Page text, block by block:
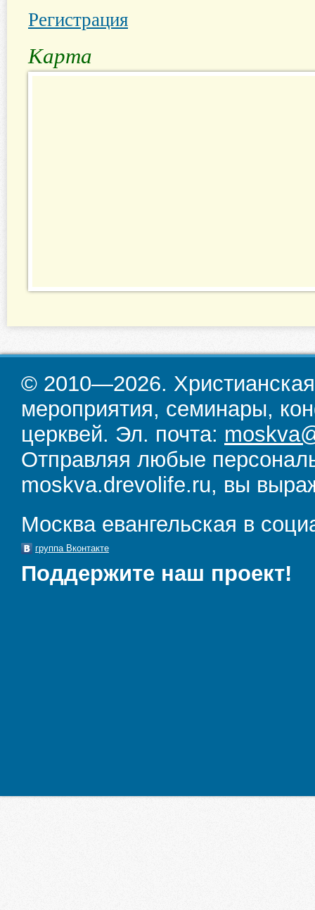
Регистрация
Карта
© 2010—2026.
мероприятия, семинары,
церквей. Эл. почта:
Отправляя любые
moskva.drevolife.ru, вы
Москва евангельская в
группа Вконтакте
Поддержите наш проект!